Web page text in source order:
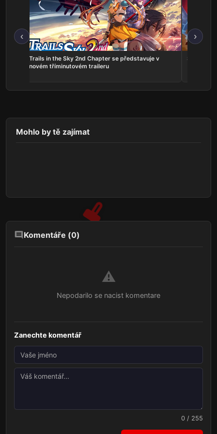
‹
Trails in the Sky 2nd Chapter se představuje v
novém tříminutovém traileru
Serious
›
Mohlo by tě zajímat
Komentáře (0)
⚠️
Nepodarilo se nacist komentare
Zanechte komentář
0 / 255